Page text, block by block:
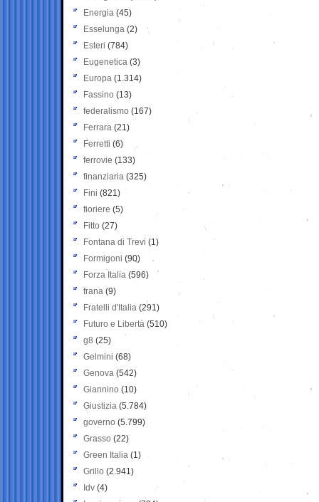
Energia (45)
Esselunga (2)
Esteri (784)
Eugenetica (3)
Europa (1.314)
Fassino (13)
federalismo (167)
Ferrara (21)
Ferretti (6)
ferrovie (133)
finanziaria (325)
Fini (821)
fioriere (5)
Fitto (27)
Fontana di Trevi (1)
Formigoni (90)
Forza Italia (596)
frana (9)
Fratelli d'Italia (291)
Futuro e Libertà (510)
g8 (25)
Gelmini (68)
Genova (542)
Giannino (10)
Giustizia (5.784)
governo (5.799)
Grasso (22)
Green Italia (1)
Grillo (2.941)
Idv (4)